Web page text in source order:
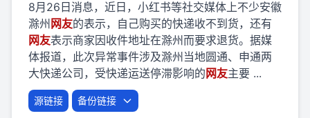
8月26日消息，近日，小红书等社交媒体上不少安徽
滁州 网友的表示，自己购买的快递收不到货，还有
网友表示商家因收件地址在滁州而要求退货。据媒
体报道，此次异常事件涉及滁州当地圆通、申通两
大快递公司，受快递运送停滞影响的 网友主要 ...
源链接 备份链接